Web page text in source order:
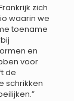
zich
waarin we
toename
en
voor
de
schrikken